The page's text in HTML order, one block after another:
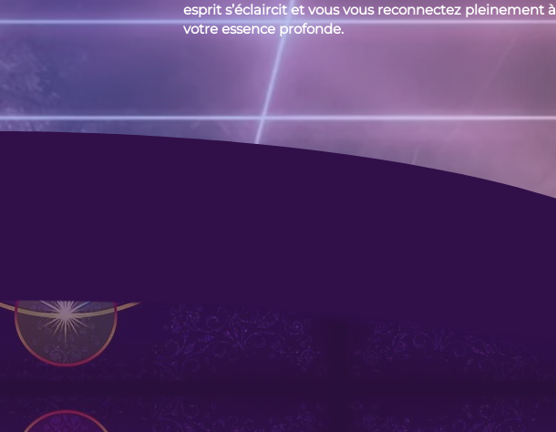
esprit s’éclaircit et vous vous reconnectez pleinement à
votre essence profonde.